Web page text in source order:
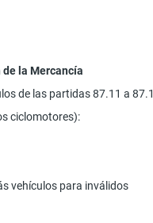
la Mercancía
de las partidas 87.11 a
ciclomotores):
vehículos para inválidos